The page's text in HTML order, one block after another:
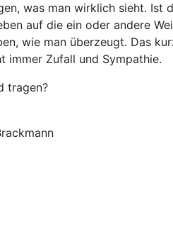
was man wirklich sieht.
auf die ein oder andere
wie man überzeugt. Das
immer Zufall und Sympathie.
tragen?